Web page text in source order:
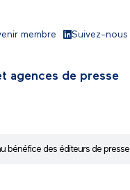
membre Suivez-nous
agences de presse
bénéfice des éditeurs de presse